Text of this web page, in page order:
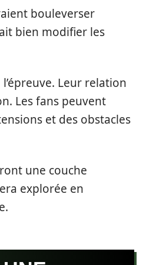
bouleverser
bien modifier les
Leur relation
Les fans peuvent
et des obstacles
une couche
explorée en